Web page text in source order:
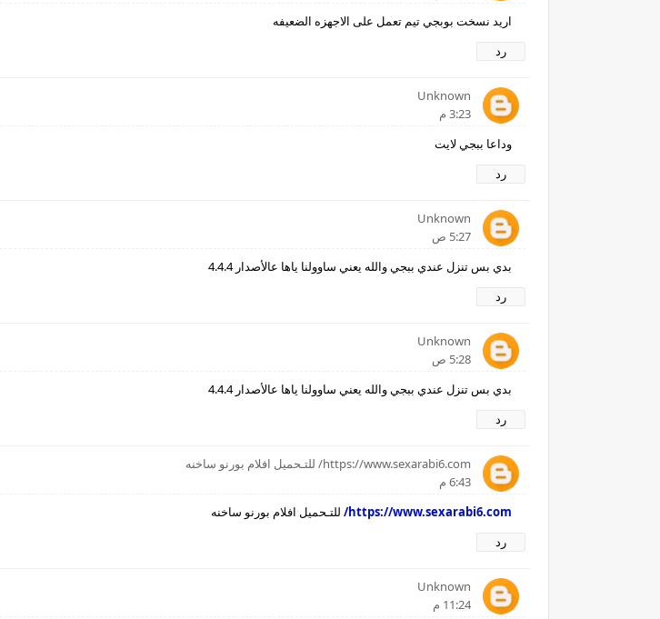
اريد نسخت بوبجي تيم تعمل على الاجهزه الضعيفه
رد
Unknown
3:23 م
وداعا ببجي لايت
رد
Unknown
5:27 ص
بدي بس تنزل عندي ببجي والله يعني ساوولنا ياها عالأصدار 4.4.4
رد
Unknown
5:28 ص
بدي بس تنزل عندي ببجي والله يعني ساوولنا ياها عالأصدار 4.4.4
رد
https://www.sexarabi6.com/ للتـحميل افلام بورنو ساخنه
6:43 م
https://www.sexarabi6.com/ للتـحميل افلام بورنو ساخنه
رد
Unknown
11:24 م